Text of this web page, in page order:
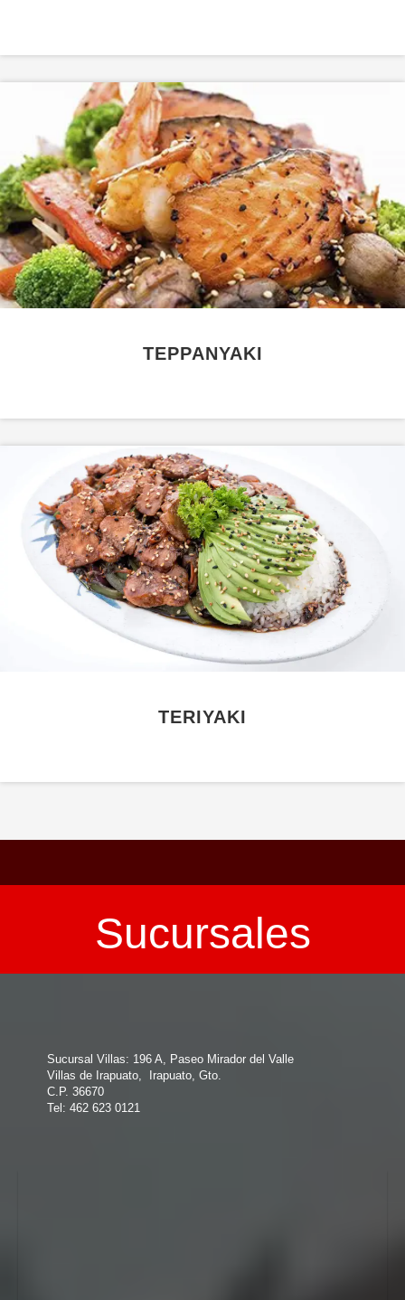
TEPPANYAKI
TERIYAKI
Sucursales
Sucursal Villas: 196 A, Paseo Mirador del Valle
Villas de Irapuato, Irapuato, Gto.
C.P. 36670
Tel: 462 623 0121